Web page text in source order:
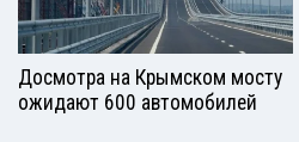
Досмотра на Крымском мосту
ожидают 600 автомобилей